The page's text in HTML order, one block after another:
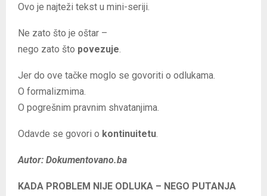
Ovo je najteži tekst u mini-seriji.
Ne zato što je oštar –
nego zato što povezuje
Jer do ove tačke moglo se govoriti o odlukama.
O formalizmima.
O pogrešnim pravnim shvatanjima.
Odavde se govori o kontinuitetu
Autor: Dokumentovano.ba
KADA PROBLEM NIJE ODLUKA – NEGO PUTANJA